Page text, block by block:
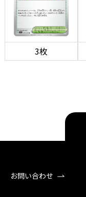
3枚
お問い合わせ